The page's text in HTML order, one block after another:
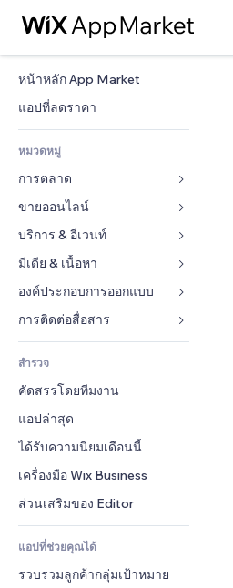
หน้าหลัก App Market
แอปที่ลดราคา
หมวดหมู่
การตลาด
โฆษณา
โทรศัพท์มือถือ
บทวิเคราะห์
โซเชียล
ทำอันดับเว็บไซต์
อีเมล
ขายออนไลน์
แอปสำหรับร้านค้า
การจัดส่ง & ส่งมอบสินค้า
ปุ่มการจำหน่าย
คอร์สออนไลน์
บัญชี
คูปอง & ความภักดีในแบรนด์
โซลูชันคลังสินค้า
การดรอปชิป
(Crowdfunding)
อาหาร & เครื่องดื่ม
บริการ & อีเวนท์
โรงแรม
อีเวนท์
ร้านอาหาร
อสังหาริมทรัพย์
การจอง
มีเดีย & เนื้อหา
แกลเลอรี
เพลง
พอดแคสต์
การถ่ายภาพ
วิดีโอ
PDF
การแชร์ไฟล์
ข่าว
องค์ประกอบการออกแบบ
แผนที่  & การนำทาง
ส่วนบุคคล & ความปลอดภัย
นาฬิกา
เทมเพลตเพจ
เอฟเฟกต์รูปภาพ
ปุ่ม & เมนู
แบนเนอร์ & สัญลักษณ์
เครื่องคำนวน
ค้นหา
อากาศ
แผนภูมิ & ตาราง
แบบฟอร์ม
แบบสำรวจ
แชต
หมายเหตุ
โทรศัพท์
ชุมชน
รีวิว & การรับรอง
CRM
สำรวจ
คัดสรรโดยทีมงาน
แอปล่าสุด
ได้รับความนิยมเดือนนี้
เครื่องมือ Wix Business
ส่วนเสริมของ Editor
แอปที่ช่วยคุณได้
รวบรวมลูกค้ากลุ่มเป้าหมาย